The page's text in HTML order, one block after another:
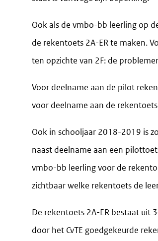
Ook als de vmbo-bb leerling op
de rekentoets 2A-ER te maken.
ten opzichte van 2F: de
Voor deelname aan de pilot
voor deelname aan de
Ook in schooljaar 2018-2019 is
naast deelname aan een
vmbo-bb leerling voor de
zichtbaar welke rekentoets de
De rekentoets 2A-ER bestaat uit
door het CvTE goedgekeurde